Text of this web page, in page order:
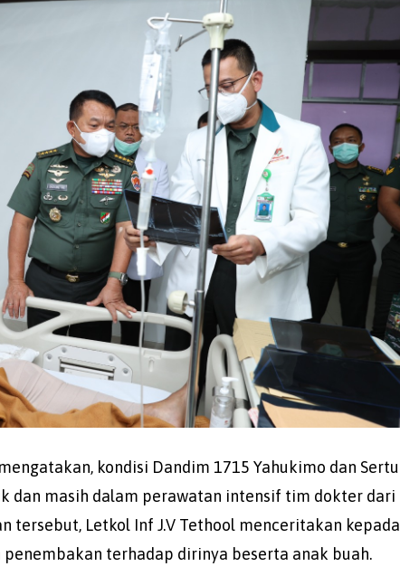
kondisi Dandim 1715 Yahukimo dan Sertu
dan masih dalam perawatan intensif tim dokter dari
tersebut, Letkol Inf J.V Tethool menceritakan kepada
terhadap dirinya beserta anak buah.